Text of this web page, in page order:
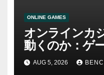
ONLINE GAMES
オンラインカ
動くのか：ゲ
AUG 5, 2026